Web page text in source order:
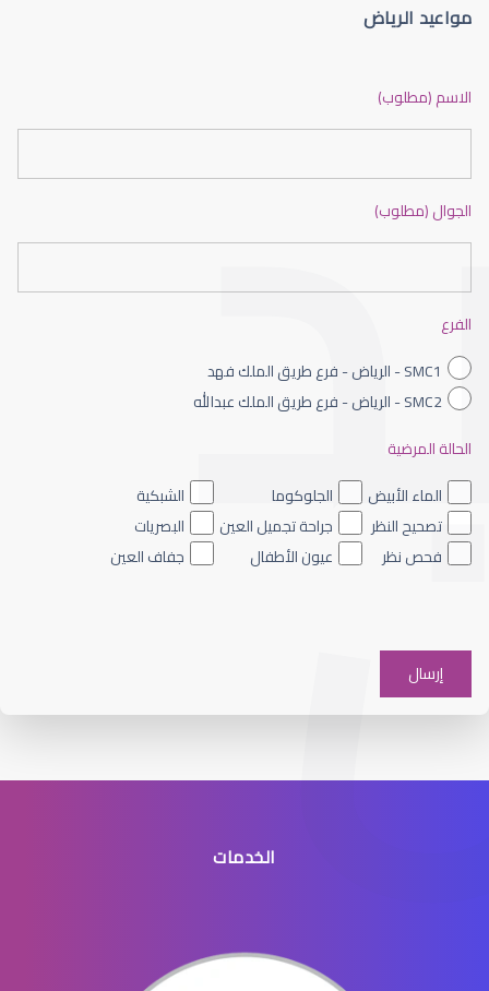
طبيب عيون شمال الرياض
طبيب عيون الرياض
افضل طبيب عيون جنوب الرياض
مواعيد الرياض
الاسم (مطلوب)
الجوال (مطلوب)
الفرع
SMC1 - الرياض - فرع طريق الملك فهد
SMC2 - الرياض - فرع طريق الملك عبدالله
الحالة المرضية
الماء الأبيض
الجلوكوما
الشبكية
تصحيح النظر
جراحة تجميل العين
البصريات
فحص نظر
عيون الأطفال جفاف العين
الخدمات